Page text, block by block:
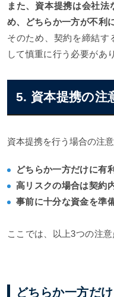
また、資本提携は会社
め、どちらか一方が不利
そのため、契約を締結す
して慎重に行う必要があ
5. 資本提携の注
資本提携を行う場合の注
どちらか一方だけに有
高リスクの場合は契約
事前に十分な資金を準
ここでは、以上3つの注
どちらか一方だ